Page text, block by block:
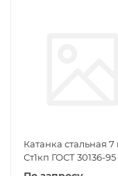
Катанка стальная
Ст1кп ГОСТ 30136-95